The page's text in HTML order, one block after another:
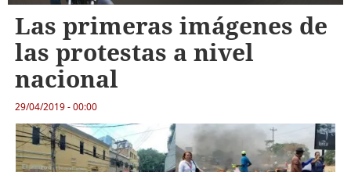
Las primeras imágenes de
las protestas a nivel
nacional
29/04/2019 - 00:00